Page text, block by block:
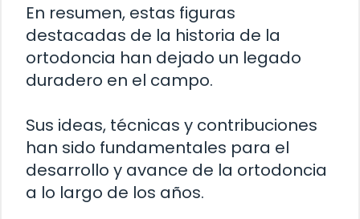
En resumen, estas figuras
destacadas de la historia de la
ortodoncia han dejado un legado
duradero en el campo.
Sus ideas, técnicas y contribuciones
han sido fundamentales para el
desarrollo y avance de la ortodoncia
a lo largo de los años.